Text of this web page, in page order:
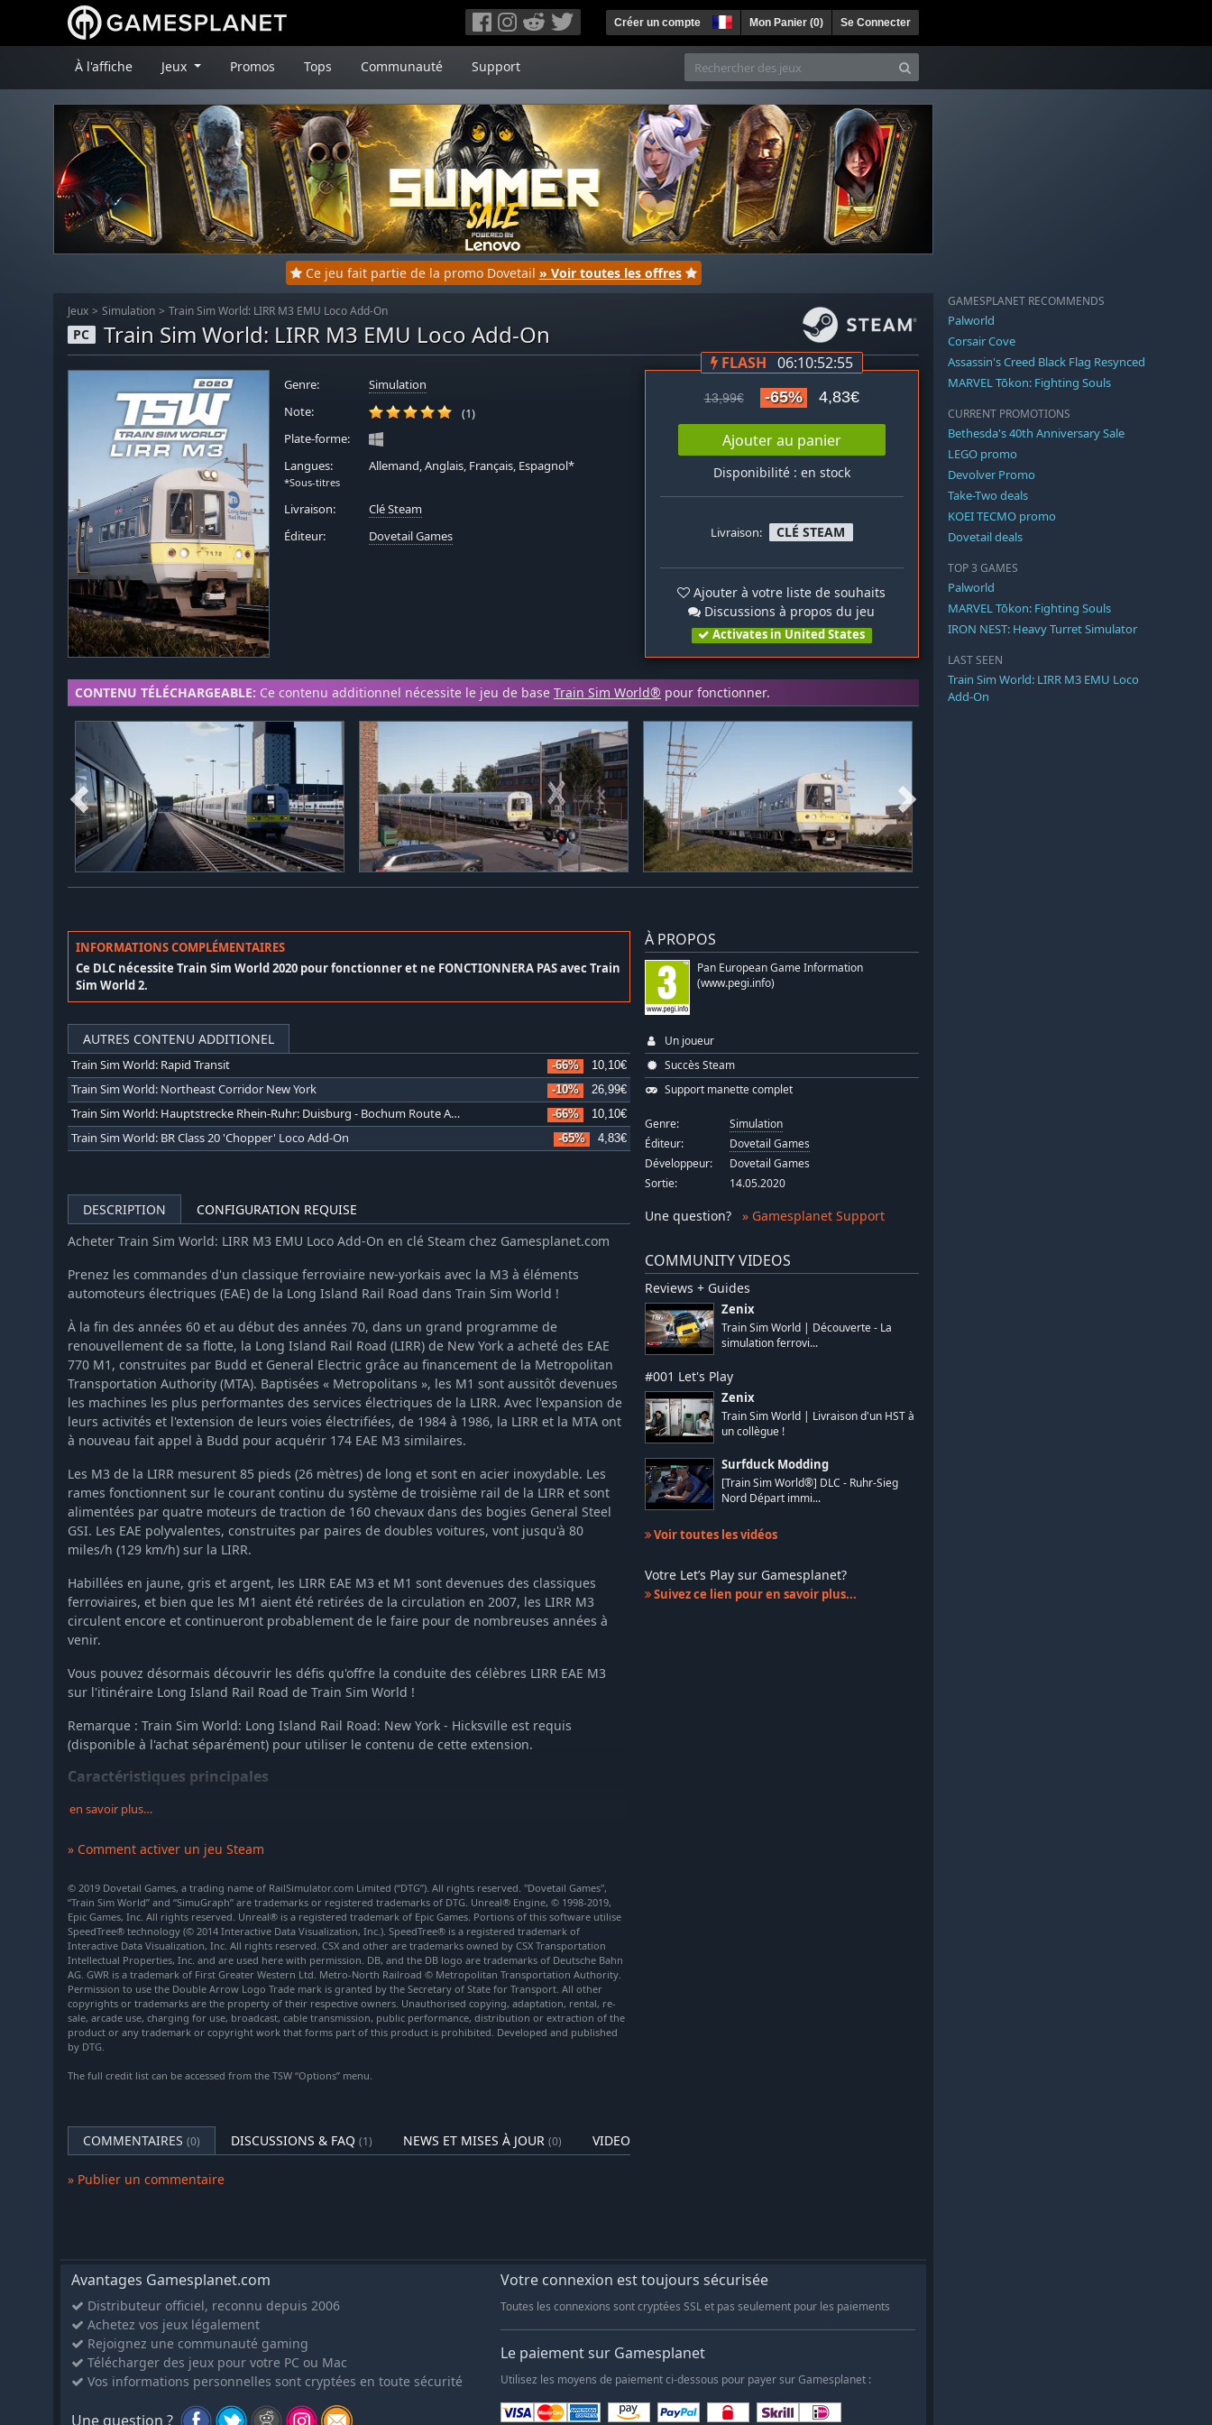
Créer un compte Mon Panier (0) Se Connecter
À l'affiche Jeux Promos Tops Communauté Support
Ce jeu fait partie de la promo Dovetail » Voir toutes les offres
Jeux Simulation Train Sim World: LIRR M3 EMU Loco Add-On
PC Train Sim World: LIRR M3 EMU Loco Add-On
Genre:
Simulation
Note:
(1)
Plate-forme:
Langues:
*Sous-titres
Allemand, Anglais, Français, Espagnol*
Livraison:
Clé Steam
Éditeur:
Dovetail Games
FLASH 06:10:52:54
13,99€ -65% 4,83€
Ajouter au panier
Disponibilité : en stock
Livraison: CLÉ STEAM
Ajouter à votre liste de souhaits
Discussions à propos du jeu
Activates in United States
CONTENU TÉLÉCHARGEABLE: Ce contenu additionnel nécessite le jeu de base Train Sim World® pour fonctionner.
INFORMATIONS COMPLÉMENTAIRES
Ce DLC nécessite Train Sim World 2020 pour fonctionner et ne FONCTIONNERA PAS avec Train
Sim World 2.
AUTRES CONTENU ADDITIONEL
Train Sim World: Rapid Transit -66% 10,10€
Train Sim World: Northeast Corridor New York -10% 26,99€
Train Sim World: Hauptstrecke Rhein-Ruhr: Duisburg - Bochum Route Add-On -66% 10,10€
Train Sim World: BR Class 20 'Chopper' Loco Add-On -65% 4,83€
DESCRIPTION
CONFIGURATION REQUISE
Acheter Train Sim World: LIRR M3 EMU Loco Add-On en clé Steam chez Gamesplanet.com
Prenez les commandes d'un classique ferroviaire new-yorkais avec la M3 à éléments
automoteurs électriques (EAE) de la Long Island Rail Road dans Train Sim World !
À la fin des années 60 et au début des années 70, dans un grand programme de
renouvellement de sa flotte, la Long Island Rail Road (LIRR) de New York a acheté des EAE
770 M1, construites par Budd et General Electric grâce au financement de la Metropolitan
Transportation Authority (MTA). Baptisées « Metropolitans », les M1 sont aussitôt devenues
les machines les plus performantes des services électriques de la LIRR. Avec l'expansion de
leurs activités et l'extension de leurs voies électrifiées, de 1984 à 1986, la LIRR et la MTA ont
à nouveau fait appel à Budd pour acquérir 174 EAE M3 similaires.
Les M3 de la LIRR mesurent 85 pieds (26 mètres) de long et sont en acier inoxydable. Les
rames fonctionnent sur le courant continu du système de troisième rail de la LIRR et sont
alimentées par quatre moteurs de traction de 160 chevaux dans des bogies General Steel
GSI. Les EAE polyvalentes, construites par paires de doubles voitures, vont jusqu'à 80
miles/h (129 km/h) sur la LIRR.
Habillées en jaune, gris et argent, les LIRR EAE M3 et M1 sont devenues des classiques
ferroviaires, et bien que les M1 aient été retirées de la circulation en 2007, les LIRR M3
circulent encore et continueront probablement de le faire pour de nombreuses années à
venir.
Vous pouvez désormais découvrir les défis qu'offre la conduite des célèbres LIRR EAE M3
sur l'itinéraire Long Island Rail Road de Train Sim World !
Remarque : Train Sim World: Long Island Rail Road: New York - Hicksville est requis
(disponible à l'achat séparément) pour utiliser le contenu de cette extension.
Caractéristiques principales
Doubles voitures EAE M3 de la Long Island Rail Road
Une cabine très détaillée et interactive aux performances et aux commandes réalistes.
Des enregistrements sonores authentiques et détaillés, réalisés à l'aide des vrais trains
Comprend trois scénarios captivants ainsi qu'un module d'entraînement interactif pour
Long Island Rail Road
Utilisable en mode Horaires dans Long Island Rail Road
Développé avec le moteur physique de véhicules SimuGraph® de Dovetail Games et la
technologie Unreal Engine 4®
Taille du téléchargement : 96,6 Mo
en savoir plus…
» Comment activer un jeu Steam
© 2019 Dovetail Games, a trading name of RailSimulator.com Limited (“DTG”). All rights reserved. "Dovetail Games",
“Train Sim World” and “SimuGraph” are trademarks or registered trademarks of DTG. Unreal® Engine, © 1998-2019,
Epic Games, Inc. All rights reserved. Unreal® is a registered trademark of Epic Games. Portions of this software utilise
SpeedTree® technology (© 2014 Interactive Data Visualization, Inc.). SpeedTree® is a registered trademark of
Interactive Data Visualization, Inc. All rights reserved. CSX and other are trademarks owned by CSX Transportation
Intellectual Properties, Inc. and are used here with permission. DB, and the DB logo are trademarks of Deutsche Bahn
AG. GWR is a trademark of First Greater Western Ltd. Metro-North Railroad © Metropolitan Transportation Authority.
Permission to use the Double Arrow Logo Trade mark is granted by the Secretary of State for Transport. All other
copyrights or trademarks are the property of their respective owners. Unauthorised copying, adaptation, rental, re-
sale, arcade use, charging for use, broadcast, cable transmission, public performance, distribution or extraction of the
product or any trademark or copyright work that forms part of this product is prohibited. Developed and published
by DTG.
The full credit list can be accessed from the TSW “Options” menu.
COMMENTAIRES (0) DISCUSSIONS & FAQ (1) NEWS ET MISES À JOUR (0) VIDEOS
» Publier un commentaire
À PROPOS
Pan European Game Information
(www.pegi.info)
Un joueur
Succès Steam
Support manette complet
Genre:
Simulation
Éditeur:
Dovetail Games
Développeur:
Dovetail Games
Sortie:
14.05.2020
Une question? » Gamesplanet Support
COMMUNITY VIDEOS
Reviews + Guides
Zenix
Train Sim World | Découverte - La
simulation ferrovi...
#001 Let's Play
Zenix
Train Sim World | Livraison d'un HST à
un collègue !
Surfduck Modding
[Train Sim World®] DLC - Ruhr-Sieg
Nord Départ immi...
Voir toutes les vidéos
Votre Let’s Play sur Gamesplanet?
Suivez ce lien pour en savoir plus...
Avantages Gamesplanet.com
Distributeur officiel, reconnu depuis 2006
Achetez vos jeux légalement
Rejoignez une communauté gaming
Télécharger des jeux pour votre PC ou Mac
Vos informations personnelles sont cryptées en toute sécurité
Une question ?
Votre connexion est toujours sécurisée
Toutes les connexions sont cryptées SSL et pas seulement pour les paiements
Le paiement sur Gamesplanet
Utilisez les moyens de paiement ci-dessous pour payer sur Gamesplanet :
GAMESPLANET RECOMMENDS
Palworld
Corsair Cove
Assassin's Creed Black Flag Resynced
MARVEL Tōkon: Fighting Souls
CURRENT PROMOTIONS
Bethesda's 40th Anniversary Sale
LEGO promo
Devolver Promo
Take-Two deals
KOEI TECMO promo
Dovetail deals
TOP 3 GAMES
Palworld
MARVEL Tōkon: Fighting Souls
IRON NEST: Heavy Turret Simulator
LAST SEEN
Train Sim World: LIRR M3 EMU Loco
Add-On